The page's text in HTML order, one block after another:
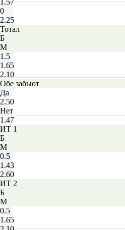
1.57
0
2.25
Тотал
Б
М
1.5
1.65
2.10
Обе забьют
Да
2.50
Нет
1.47
ИТ 1
Б
М
0.5
1.43
2.60
ИТ 2
Б
М
0.5
1.65